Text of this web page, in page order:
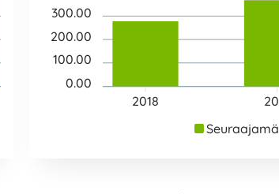
300.00
200.00
100.00
0.00
2018